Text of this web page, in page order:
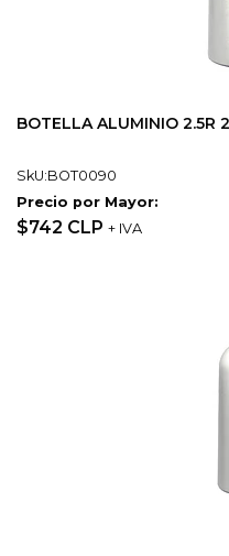
BOTELLA ALUMINIO 2.5R
SkU:BOT0090
Precio por Mayor:
$742 CLP + IVA